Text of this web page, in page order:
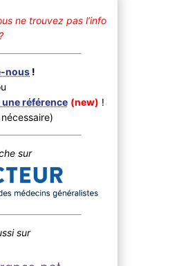
ne trouvez pas l’info
?
nous !
référence (new) !
sur
sur